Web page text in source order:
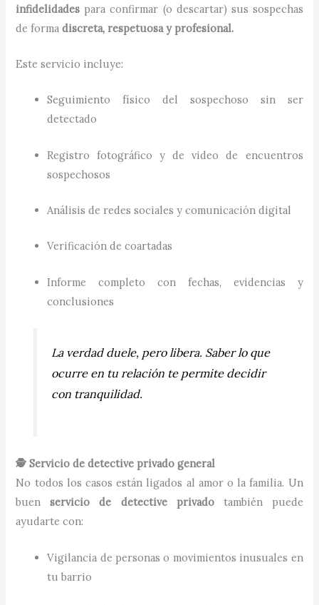
infidelidades para confirmar (o descartar) sus sospechas
de formadiscreta, respetuosa y profesional.
Este servicio incluye:
Seguimiento físico del sospechoso sin ser
detectado
Registro fotográfico y de video de encuentros
sospechosos
Análisis de redes sociales y comunicación digital
Verificación de coartadas
Informe completo con fechas, evidencias y
conclusiones
La verdad duele, pero libera. Saber lo que
ocurre en tu relación te permite decidir
con tranquilidad.
🕵️ Servicio de detective privado general
No todos los casos están ligados al amor o la familia. Un
buenservicio de detective privadotambién puede
ayudarte con:
Vigilancia de personas o movimientos inusuales en
tu barrio